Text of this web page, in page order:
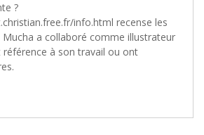
?
info.html recense les
Mucha a collaboré comme illustrateur
référence à son travail ou ont